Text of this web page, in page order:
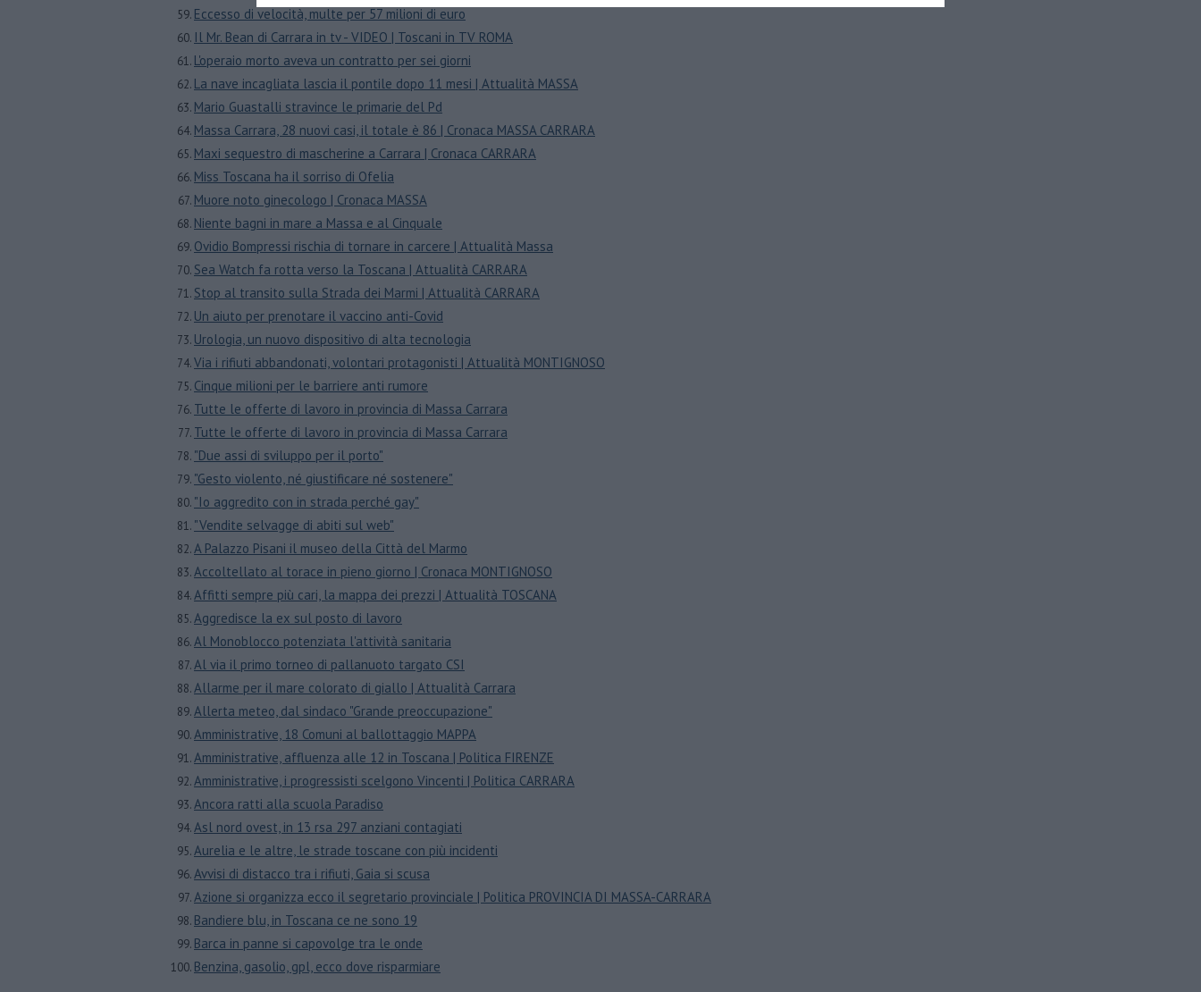
Eccesso di velocità, multe per 57 milioni di euro
Il Mr. Bean di Carrara in tv - VIDEO | Toscani in TV ROMA
L'operaio morto aveva un contratto per sei giorni
La nave incagliata lascia il pontile dopo 11 mesi | Attualità MASSA
Mario Guastalli stravince le primarie del Pd
Massa Carrara, 28 nuovi casi, il totale è 86 | Cronaca MASSA CARRARA
Maxi sequestro di mascherine a Carrara | Cronaca CARRARA
Miss Toscana ha il sorriso di Ofelia
Muore noto ginecologo | Cronaca MASSA
Niente bagni in mare a Massa e al Cinquale
Ovidio Bompressi rischia di tornare in carcere | Attualità Massa
Sea Watch fa rotta verso la Toscana | Attualità CARRARA
Stop al transito sulla Strada dei Marmi | Attualità CARRARA
Un aiuto per prenotare il vaccino anti-Covid
Urologia, un nuovo dispositivo di alta tecnologia
Via i rifiuti abbandonati, volontari protagonisti | Attualità MONTIGNOSO
​Cinque milioni per le barriere anti rumore
​Tutte le offerte di lavoro in provincia di Massa Carrara
​Tutte le offerte di lavoro in provincia di Massa Carrara
"Due assi di sviluppo per il porto"
"Gesto violento, né giustificare né sostenere"
"Io aggredito con in strada perché gay"
"Vendite selvagge di abiti sul web"
A Palazzo Pisani il museo della Città del Marmo
Accoltellato al torace in pieno giorno | Cronaca MONTIGNOSO
Affitti sempre più cari, la mappa dei prezzi | Attualità TOSCANA
Aggredisce la ex sul posto di lavoro
Al Monoblocco potenziata l'attività sanitaria
Al via il primo torneo di pallanuoto targato CSI
Allarme per il mare colorato di giallo | Attualità Carrara
Allerta meteo, dal sindaco "Grande preoccupazione"
Amministrative, 18 Comuni al ballottaggio MAPPA
Amministrative, affluenza alle 12 in Toscana | Politica FIRENZE
Amministrative, i progressisti scelgono Vincenti | Politica CARRARA
Ancora ratti alla scuola Paradiso
Asl nord ovest, in 13 rsa 297 anziani contagiati
Aurelia e le altre, le strade toscane con più incidenti
Avvisi di distacco tra i rifiuti, Gaia si scusa
Azione si organizza ecco il segretario provinciale | Politica PROVINCIA DI MASSA-CARRARA
Bandiere blu, in Toscana ce ne sono 19
Barca in panne si capovolge tra le onde
Benzina, gasolio, gpl, ecco dove risparmiare